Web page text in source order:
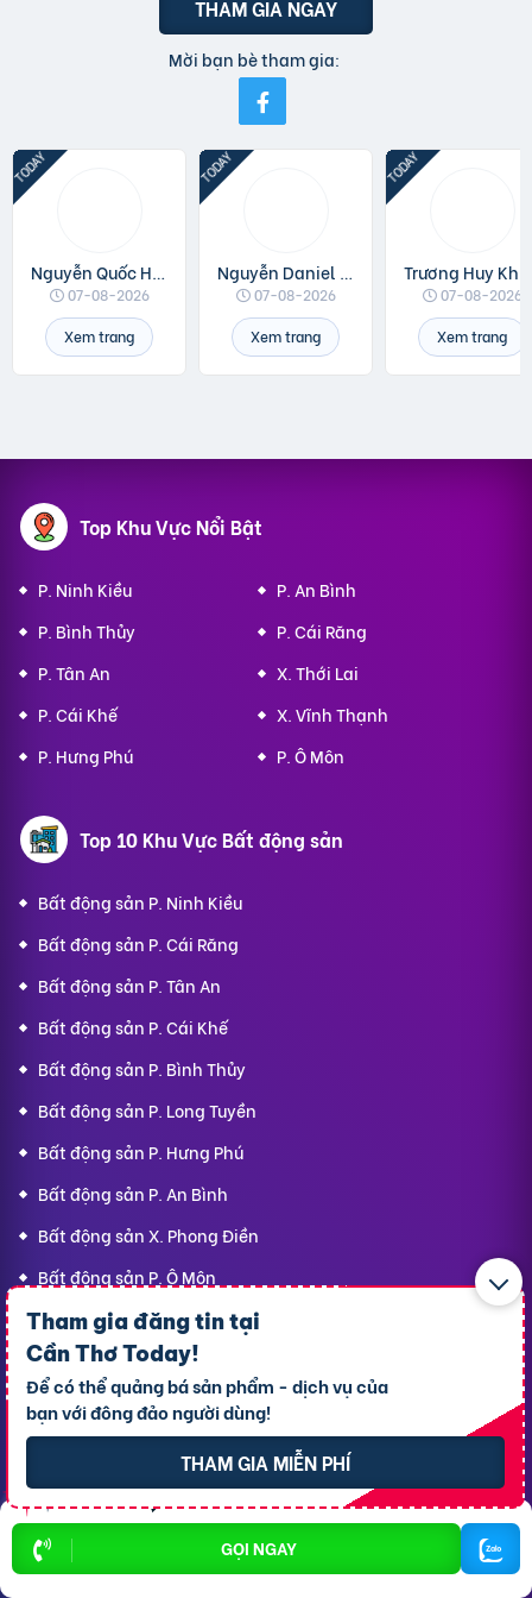
GỌI NGAY
Tham gia đăng tin tại
Cần Thơ Today!
Để có thể quảng bá sản phẩm - dịch vụ của
bạn với đông đảo người dùng!
THAM GIA MIỄN PHÍ
THAM GIA NGAY
Mời bạn bè tham gia:
Nguyễn Quốc Huân
07-08-2026
Xem trang
Nguyễn Daniel Minh
07-08-2026
Xem trang
07-08-2026
Xem trang
Top Khu Vực Nổi Bật
P. Ninh Kiều
P. An Bình
P. Bình Thủy
P. Cái Răng
P. Tân An
X. Thới Lai
P. Cái Khế
X. Vĩnh Thạnh
P. Hưng Phú
P. Ô Môn
Top 10 Khu Vực Bất động sản
Bất động sản P. Ninh Kiều
Bất động sản P. Cái Răng
Bất động sản P. Tân An
Bất động sản P. Cái Khế
Bất động sản P. Bình Thủy
Bất động sản P. Long Tuyền
Bất động sản P. Hưng Phú
Bất động sản P. An Bình
Bất động sản X. Phong Điền
Bất động sản P. Ô Môn
Dịch vụ
thông dụng
Cho thuê phòng trọ
Xe tải chở thuê
Homestay
khách hàng
Giới thiệu
Thông báo
Blog